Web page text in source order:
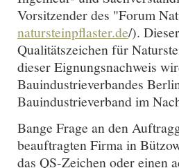
Vorsitzender des "Forum
natursteinpflaster.de/).
Qualitätszeichen für
dieser Eignungsnachweis
Bauindustrieverbandes
Bauindustrieverband im
Bange Frage an den
beauftragten Firma in
das QS-Zeichen oder einen